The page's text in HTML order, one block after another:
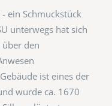
ein Schmuckstück
unterwegs hat sich
über den
ist eines der
wurde ca. 1670